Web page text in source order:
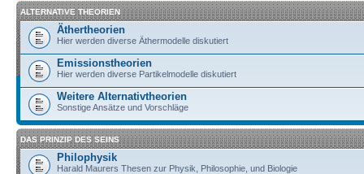
ALTERNATIVE THEORIEN
Äthertheorien
Hier werden diverse Äthermodelle diskutiert
Emissionstheorien
Hier werden diverse Partikelmodelle diskutiert
Weitere Alternativtheorien
Sonstige Ansätze und Vorschläge
DAS PRINZIP DES SEINS
Philophysik
Harald Maurers Thesen zur Physik, Philosophie, und Biologie